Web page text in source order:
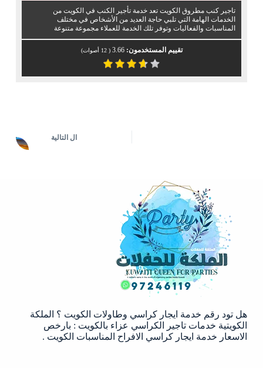
تاجير كنب مطروق الكويت تعد خدمة تأجير الكنب في الكويت من
الخدمات الهامة التي تلبي حاجة العديد من الأشخاص في مختلف
المناسبات والفعاليات وتوفر تلك الخدمة للعملاء مجموعة متنوعة
تقييم المستخدمون:3.66
(
12 أصوات)
ال التالية
هل تود رقم خدمة ايجار كراسي وطاولات الكويت ؟ الملكة
الكويتية خدمات تاجير الكراسي عزاء بالكويت : بارخص
الاسعار خدمة ايجار كراسي الافراح المناسبات الكويت .